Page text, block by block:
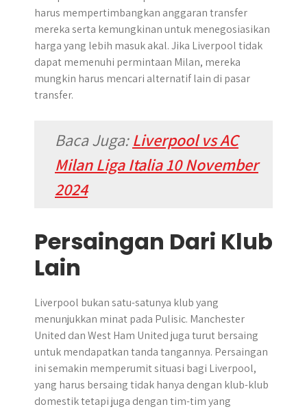
harus mempertimbangkan anggaran transfer
mereka serta kemungkinan untuk menegosiasikan
harga yang lebih masuk akal. Jika Liverpool tidak
dapat memenuhi permintaan Milan, mereka
mungkin harus mencari alternatif lain di pasar
transfer.
Baca Juga:Liverpool vs AC
Milan Liga Italia 10 November
2024
Persaingan Dari Klub
Lain
Liverpool bukan satu-satunya klub yang
menunjukkan minat pada Pulisic. Manchester
United dan West Ham United juga turut bersaing
untuk mendapatkan tanda tangannya. Persaingan
ini semakin memperumit situasi bagi Liverpool,
yang harus bersaing tidak hanya dengan klub-klub
domestik tetapi juga dengan tim-tim yang